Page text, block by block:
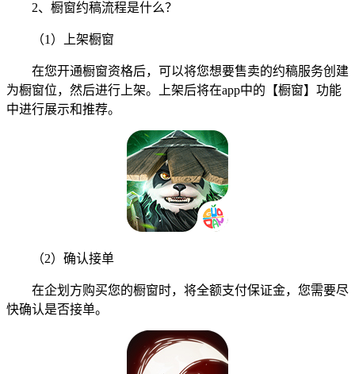
2、橱窗约稿流程是什么？
（1）上架橱窗
在您开通橱窗资格后，可以将您想要售卖的约稿服务创建
为橱窗位，然后进行上架。上架后将在app中的【橱窗】功能
中进行展示和推荐。
（2）确认接单
在企划方购买您的橱窗时，将全额支付保证金，您需要尽
快确认是否接单。